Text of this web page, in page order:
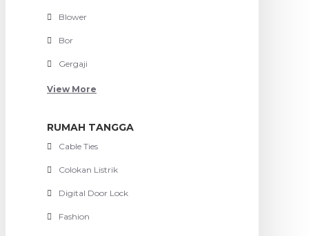
Blower
Bor
Gergaji
View More
RUMAH TANGGA
Cable Ties
Colokan Listrik
Digital Door Lock
Fashion